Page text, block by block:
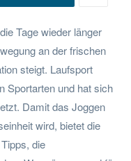
Tage wieder länger
an der frischen
steigt. Laufsport
Sportarten und hat sich
Damit das Joggen
wird, bietet die
die